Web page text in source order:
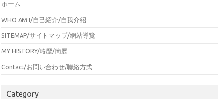
ホーム
WHO AM I/自己紹介/自我介紹
SITEMAP/サイトマップ/網站導覽
MY HISTORY/略歴/簡歷
Contact/お問い合わせ/聯絡方式
Category